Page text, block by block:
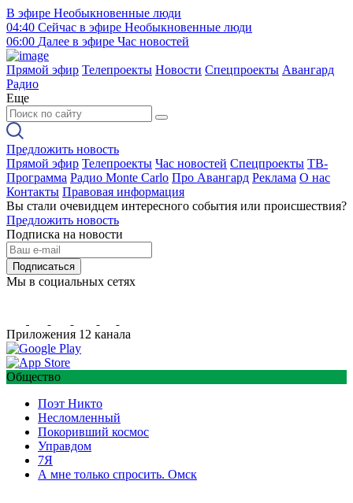
В эфире Необыкновенные люди
04:40 Сейчас в эфире Необыкновенные люди
06:00 Далее в эфире Час новостей
Прямой эфир Телепроекты Новости Спецпроекты Авангард
Радио
Еще
Предложить новость
Прямой эфир Телепроекты Час новостей Спецпроекты ТВ-
Программа Радио Monte Carlo Про Авангард Реклама О нас
Контакты Правовая информация
Вы стали очевидцем интересного события или происшествия?
Предложить новость
Подписка на новости
Подписаться
Мы в социальных сетях
Приложения 12 канала
Общество
Поэт Никто
Несломленный
Покоривший космос
Управдом
7Я
А мне только спросить. Омск